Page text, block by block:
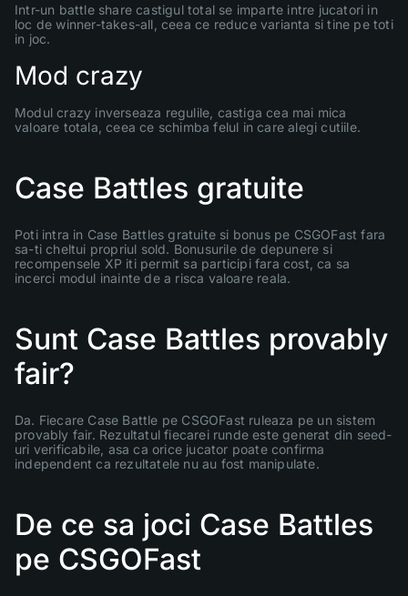
Intr-un battle share castigul total se imparte intre jucatori in
loc de winner-takes-all, ceea ce reduce varianta si tine pe toti
in joc.
Mod crazy
Modul crazy inverseaza regulile, castiga cea mai mica
valoare totala, ceea ce schimba felul in care alegi cutiile.
Case Battles gratuite
Poti intra in Case Battles gratuite si bonus pe CSGOFast fara
sa-ti cheltui propriul sold. Bonusurile de depunere si
recompensele XP iti permit sa participi fara cost, ca sa
incerci modul inainte de a risca valoare reala.
Sunt Case Battles provably
fair?
Da. Fiecare Case Battle pe CSGOFast ruleaza pe un sistem
provably fair. Rezultatul fiecarei runde este generat din seed-
uri verificabile, asa ca orice jucator poate confirma
independent ca rezultatele nu au fost manipulate.
De ce sa joci Case Battles
pe CSGOFast